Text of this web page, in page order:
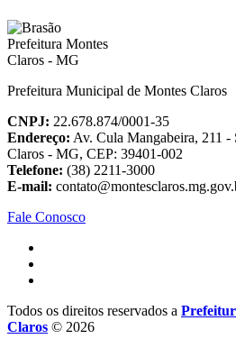
Prefeitura Municipal de Montes Claros
CNPJ: 22.678.874/0001-35
Endereço: Av. Cula Mangabeira, 211
Claros - MG, CEP: 39401-002
Telefone: (38) 2211-3000
E-mail:
Fale Conosco
Todos os direitos reservados a
Claros © 2026